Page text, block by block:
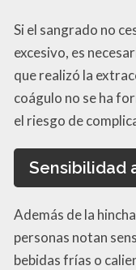
Si el sangrado no
excesivo, es
que realizó la
coágulo no se ha
el riesgo de
Sensibilidad
Además de la
personas notan
bebidas frías o